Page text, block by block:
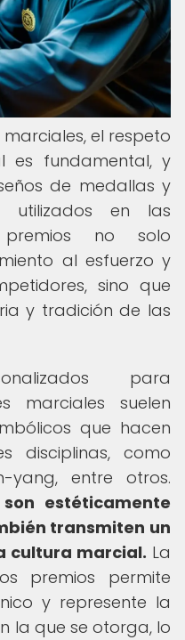
el respeto
es fundamental, y
de medallas y
utilizados en las
premios no solo
al esfuerzo y
sino que
y tradición de las
para
marciales suelen
que hacen
disciplinas, como
yang, entre otros.
estéticamente
transmiten un
cultura marcial. La
premios permite
y represente la
la que se otorga, lo